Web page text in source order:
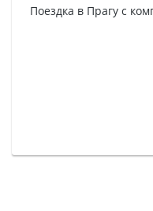
Поездка в Прагу с